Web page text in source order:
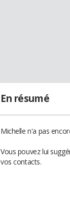
En résumé
Michelle n'a pas
Vous pouvez lui
vos contacts.